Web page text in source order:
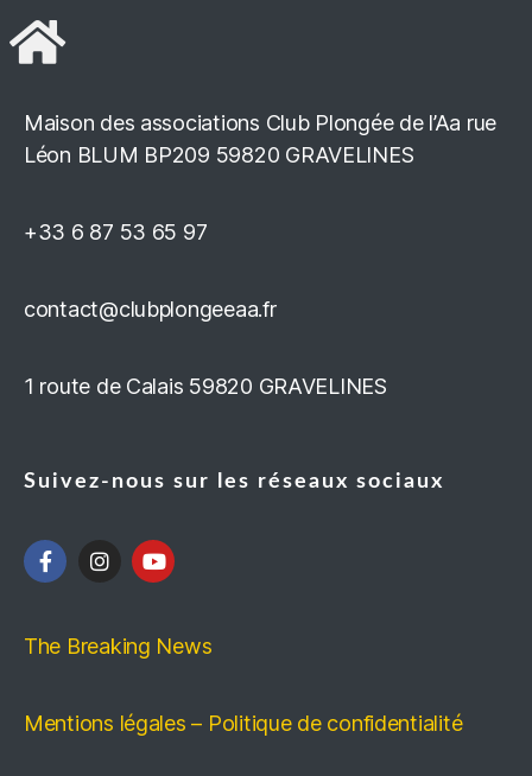
Maison des associations Club Plongée de l’Aa rue
Léon BLUM BP209 59820 GRAVELINES
+33 6 87 53 65 97
contact@clubplongeeaa.fr
1 route de Calais 59820 GRAVELINES
Suivez-nous sur les réseaux sociaux
The Breaking News
Mentions légales – Politique de confidentialité